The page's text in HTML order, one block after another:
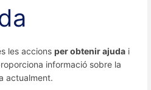
les accions per obtenir ajuda i
informació sobre la
actualment.